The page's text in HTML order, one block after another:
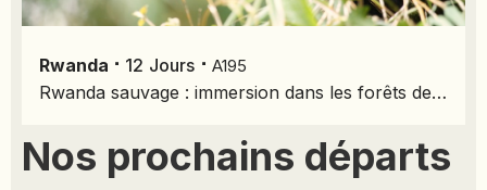
OMAN
OUZBÉKISTAN
PÉROU
Rwanda ⋅ 12 Jours ⋅ A195
Rwanda sauvage : immersion dans les forêts des grands primates
Nos prochains départs